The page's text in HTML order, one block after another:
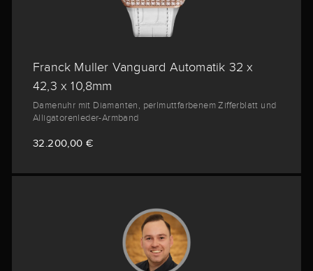
Franck Muller Vanguard Automatik 32 x
42,3 x 10,8mm
Damenuhr mit Diamanten, perlmuttfarbenem Zifferblatt und
Alligatorenleder-Armband
32.200,00 €